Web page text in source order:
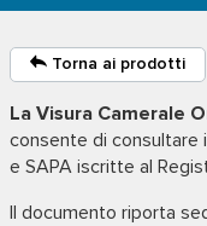
Torna ai prodotti
La Visura Camerale
consente di consultare i
e SAPA iscritte al
Il documento riporta